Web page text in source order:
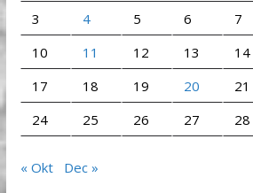
3
4 5 6 7
10
11 12 13 14
17
18 19 20 21
24
25 26 27 28
« Okt Dec »